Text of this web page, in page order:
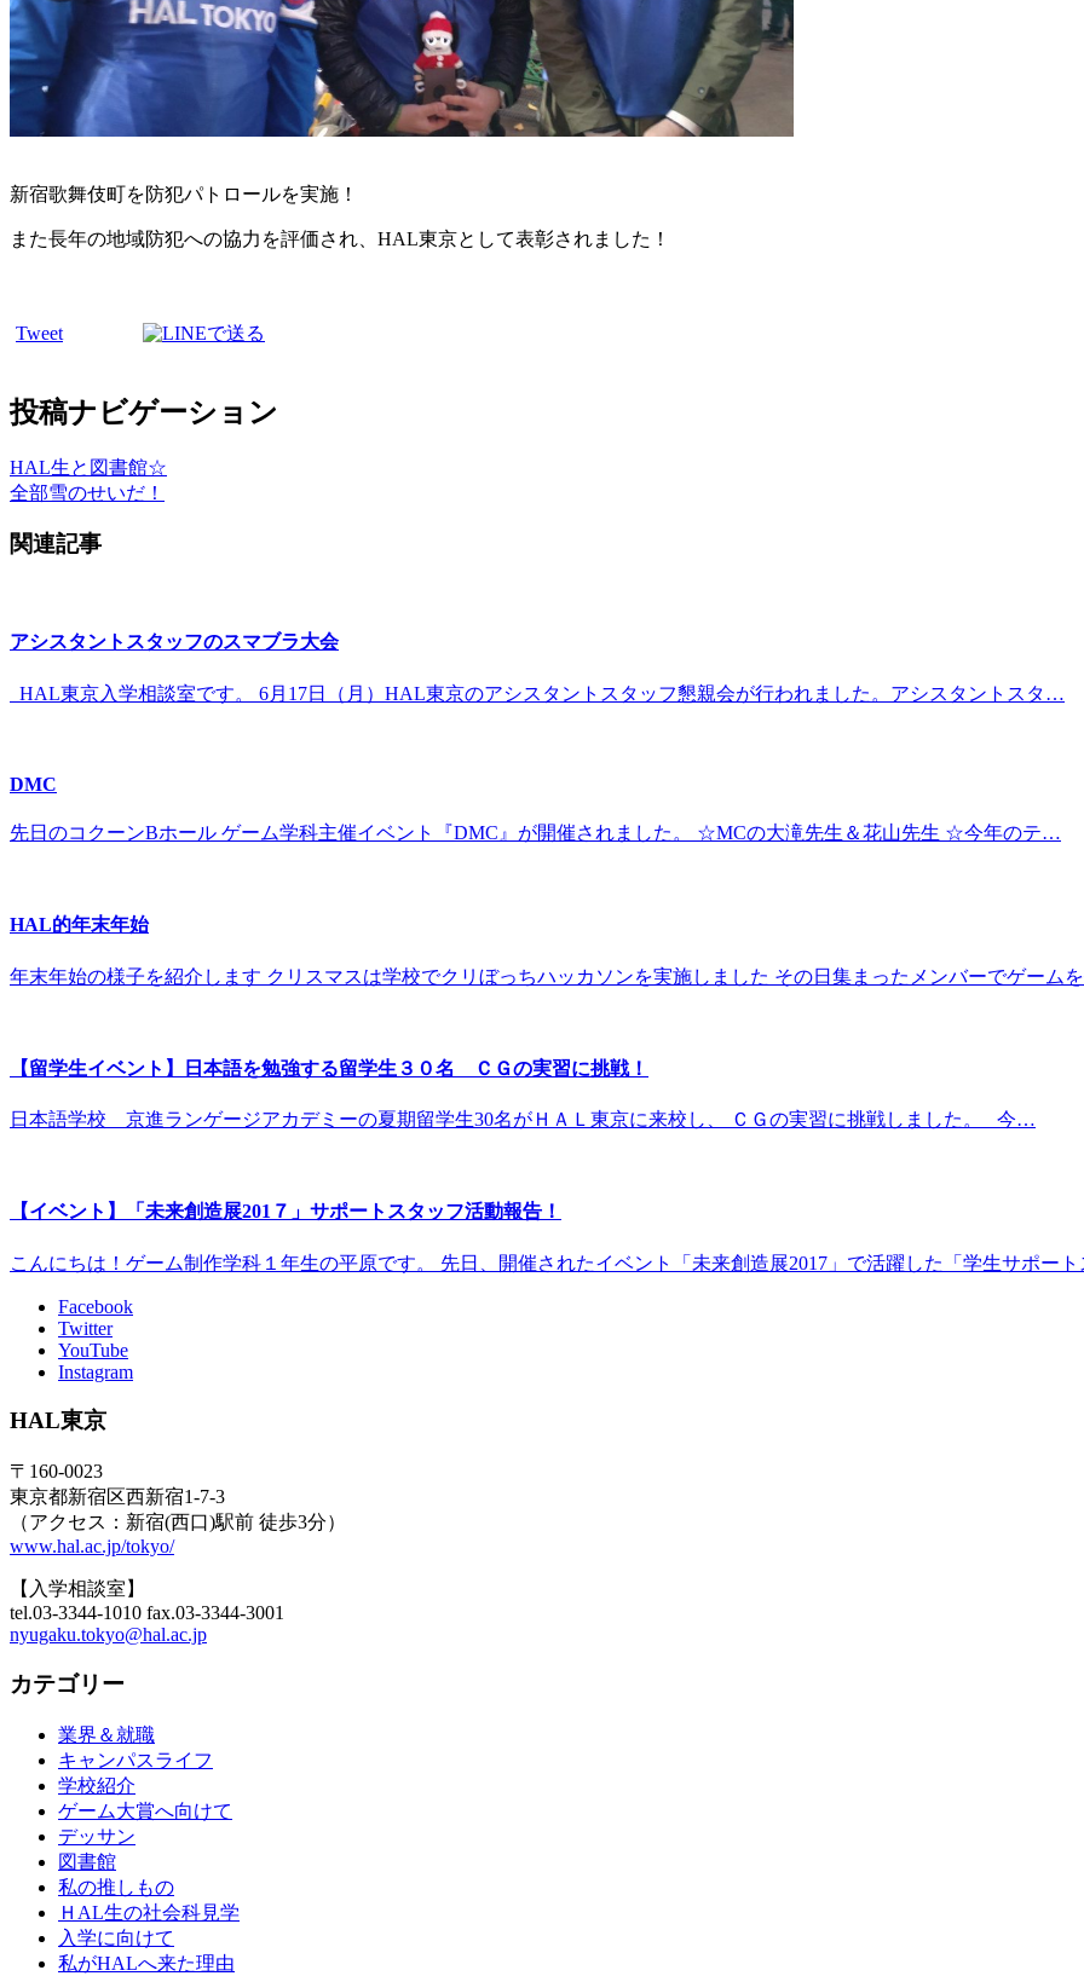
新宿歌舞伎町を防犯パトロールを実施！
また長年の地域防犯への協力を評価され、HAL東京として表彰されました！
Tweet
投稿ナビゲーション
HAL生と図書館☆
全部雪のせいだ！
関連記事
アシスタントスタッフのスマブラ大会
HAL東京入学相談室です。 6月17日（月）HAL東京のアシスタントスタッフ懇親会が行われました。アシスタントスタ…
DMC
先日のコクーンBホール ゲーム学科主催イベント『DMC』が開催されました。 ☆MCの大滝先生＆花山先生 ☆今年のテ…
HAL的年末年始
年末年始の様子を紹介します クリスマスは学校でクリぼっちハッカソンを実施しました その日集まったメンバーでゲーム
【留学生イベント】日本語を勉強する留学生３０名 ＣＧの実習に挑戦！
日本語学校 京進ランゲージアカデミーの夏期留学生30名がＨＡＬ東京に来校し、 ＣＧの実習に挑戦しました。 今…
【イベント】「未来創造展201７」サポートスタッフ活動報告！
こんにちは！ゲーム制作学科１年生の平原です。 先日、開催されたイベント「未来創造展2017」で活躍した「学生サポー
Facebook
Twitter
YouTube
Instagram
HAL東京
〒160-0023
東京都新宿区西新宿1-7-3
（アクセス：新宿(西口)駅前 徒歩3分）
www.hal.ac.jp/tokyo/
【入学相談室】
tel.03-3344-1010 fax.03-3344-3001
nyugaku.tokyo@hal.ac.jp
カテゴリー
業界＆就職
キャンパスライフ
学校紹介
ゲーム大賞へ向けて
デッサン
図書館
私の推しもの
ＨAL生の社会科見学
入学に向けて
私がHALへ来た理由